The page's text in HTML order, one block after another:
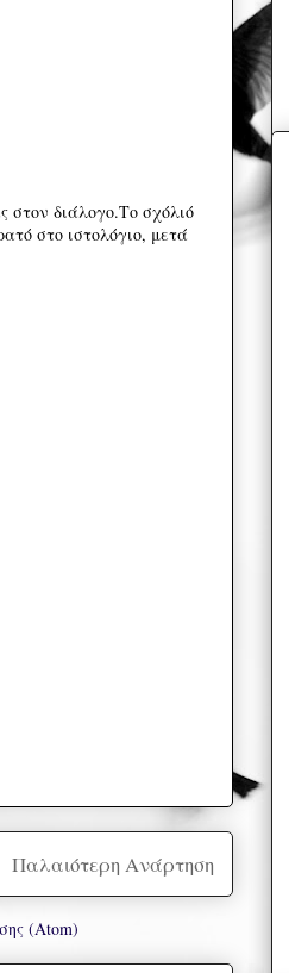
διάλογο.Το σχόλιό
στο ιστολόγιο, μετά
Παλαιότερη Ανάρτηση
(Atom)